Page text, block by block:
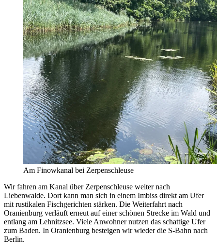
Am Finowkanal bei Zerpenschleuse
Wir fahren am Kanal über Zerpenschleuse weiter nach
Liebenwalde. Dort kann man sich in einem Imbiss direkt am Ufer
mit rustikalen Fischgerichten stärken. Die Weiterfahrt nach
Oranienburg verläuft erneut auf einer schönen Strecke im Wald und
entlang am Lehnitzsee. Viele Anwohner nutzen das schattige Ufer
zum Baden. In Oranienburg besteigen wir wieder die S-Bahn nach
Berlin.